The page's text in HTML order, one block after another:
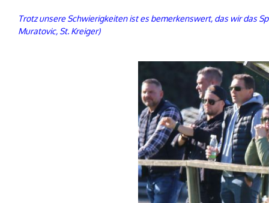
Trotz unsere Schwierigkeiten ist es bemerkenswert, das wir das
Muratovic, St. Kreiger)